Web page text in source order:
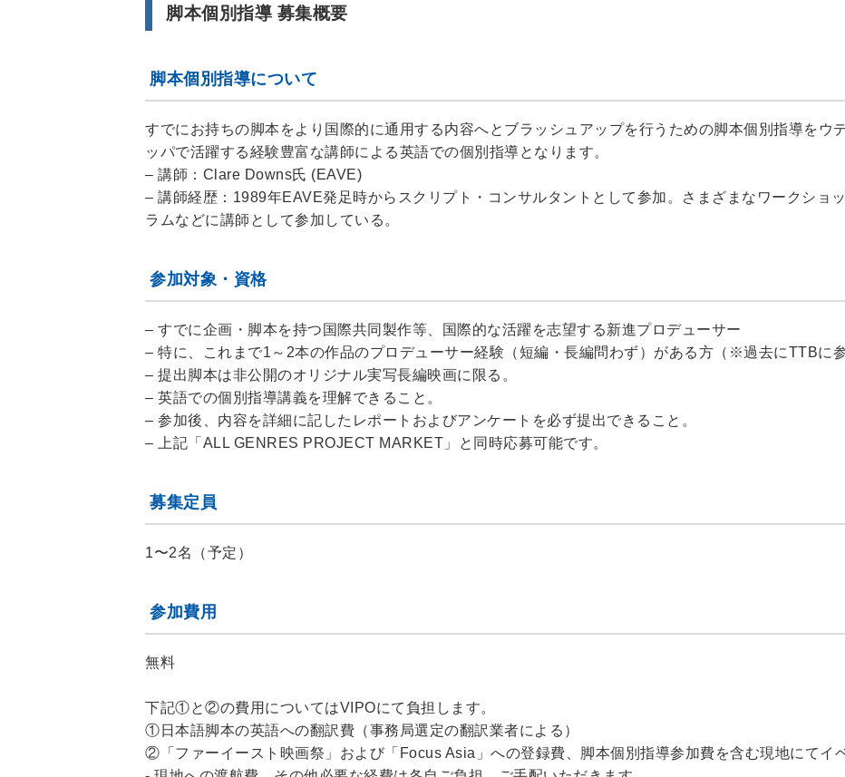
脚本個別指導 募集概要
脚本個別指導について
すでにお持ちの脚本をより国際的に通用する内容へとブラッシュアップを行うための脚本個別指導をウ
ッパで活躍する経験豊富な講師による英語での個別指導となります。
– 講師：Clare Downs氏 (EAVE)
– 講師経歴：1989年EAVE発足時からスクリプト・コンサルタントとして参加。さまざまなワークショ
ラムなどに講師として参加している。
参加対象・資格
– すでに企画・脚本を持つ国際共同製作等、国際的な活躍を志望する新進プロデューサー
– 特に、これまで1～2本の作品のプロデューサー経験（短編・長編問わず）がある方（※過去にTTBに
– 提出脚本は非公開のオリジナル実写長編映画に限る。
– 英語での個別指導講義を理解できること。
– 参加後、内容を詳細に記したレポートおよびアンケートを必ず提出できること。
– 上記「ALL GENRES PROJECT MARKET」と同時応募可能です。
募集定員
1〜2名（予定）
参加費用
無料
下記①と②の費用についてはVIPOにて負担します。
①日本語脚本の英語への翻訳費（事務局選定の翻訳業者による）
②「ファーイースト映画祭」および「Focus Asia」への登録費、脚本個別指導参加費を含む現地にてイ